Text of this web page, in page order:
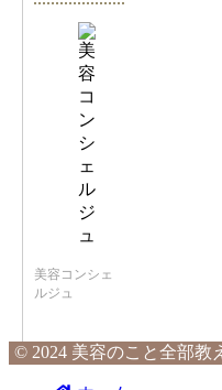
美容コンシェ
ルジュ
© 2024 美容のこと全部教